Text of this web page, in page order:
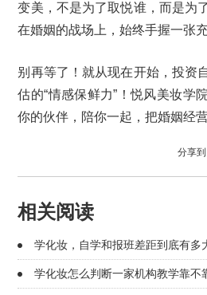
变美，不是为了取悦谁，而是为
在婚姻的战场上，始终手握一张
别再等了！就从现在开始，投资
估的“情感保鲜力”！悦风美妆学
你的伙伴，陪你一起，把婚姻经
分享到
相关阅读
学化妆，自学和报班差距到底有多
学化妆怎么判断一家机构教学靠不